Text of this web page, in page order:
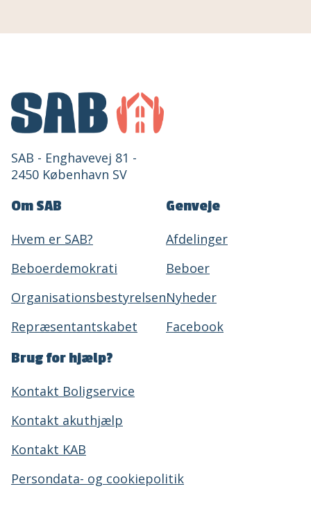
SAB - Enghavevej 81 -
2450 København SV
Om SAB
Hvem er SAB?
Beboerdemokrati
Organisationsbestyrelsen
Repræsentantskabet
Genveje
Afdelinger
Beboer
Nyheder
Facebook
Brug for hjælp?
Kontakt Boligservice
Kontakt akuthjælp
Kontakt KAB
Persondata- og cookiepolitik